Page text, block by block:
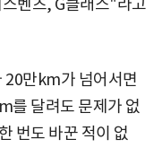
20만km가 넘어서면
를 달려도 문제가 없
번도 바꾼 적이 없